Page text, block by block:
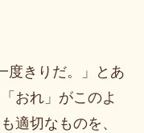
きりだ。」とあ
おれ」がこのよ
適切なものを、